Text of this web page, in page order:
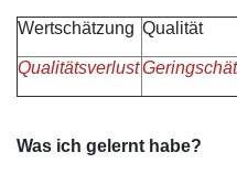
Wertschätzung Qualität
Qualitätsverlust
Was ich gelernt habe?